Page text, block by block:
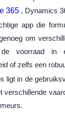
365, Dynamics
app die
om
voorraad in
of zelfs een
ligt in de
verschillende